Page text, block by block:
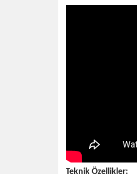
Teknik Özellikler: